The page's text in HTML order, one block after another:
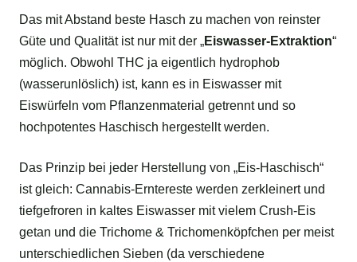
Das mit Abstand beste Hasch zu machen von reinster
Güte und Qualität ist nur mit der „Eiswasser-Extraktion“
möglich. Obwohl THC ja eigentlich hydrophob
(wasserunlöslich) ist, kann es in Eiswasser mit
Eiswürfeln vom Pflanzenmaterial getrennt und so
hochpotentes Haschisch hergestellt werden.
Das Prinzip bei jeder Herstellung von „Eis-Haschisch“
ist gleich: Cannabis-Erntereste werden zerkleinert und
tiefgefroren in kaltes Eiswasser mit vielem Crush-Eis
getan und die Trichome & Trichomenköpfchen per meist
unterschiedlichen Sieben (da verschiedene